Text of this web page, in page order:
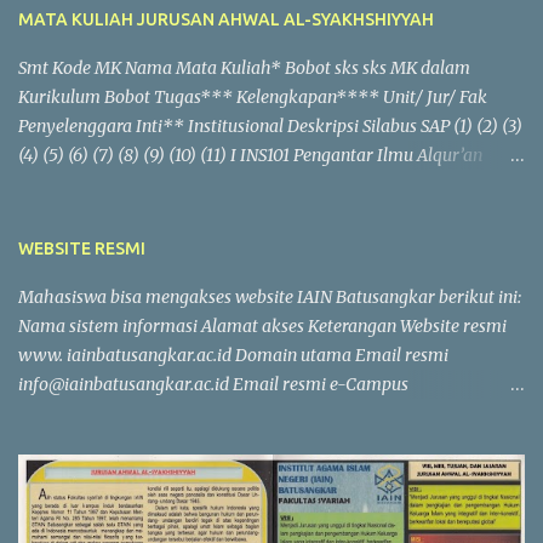
K
o
e
n
t
a
r
MATA KULIAH JURUSAN AHWAL AL-SYAKHSHIYYAH
Smt Kode MK Nama Mata Kuliah* Bobot sks sks MK dalam
Kurikulum Bobot Tugas*** Kelengkapan**** Unit/ Jur/ Fak
Penyelenggara Inti** Institusional Deskripsi Silabus SAP (1) (2) (3)
(4) (5) (6) (7) (8) (9) (10) (11) I INS101 Pengantar Ilmu Alqur’an
Pendidikan Kewargaan 3 3 √ √ √ √ Fakultas SYA111 Ilmu Alamiah
WEBSITE RESMI
Mahasiswa bisa mengakses website IAIN Batusangkar berikut ini:
Nama sistem informasi Alamat akses Keterangan Website resmi
www. iainbatusangkar.ac.id Domain utama Email resmi
info@iainbatusangkar.ac.id Email resmi e-Campus
dalam e-Campus Sistem informasi keuangan mahasiswa
ecampus.iainbatusangkar.ac.id Subsistem dalam e-Campus
Sistem informasi kepegawaian ecampus.iainbatusangkar.ac.id